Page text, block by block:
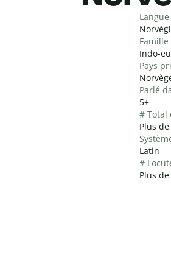
Langue
Indo-
Pays
Parlé
5+
# Total
Plus
Latin
#
Plus